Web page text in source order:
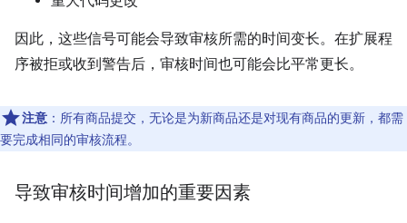
因此，这些信号可能会导致审核所需的时间变长。在扩展程
序被拒或收到警告后，审核时间也可能会比平常更长。
注意 ：所有商品提交，无论是为新商品还是对现有商品的更新，都需
要完成相同的审核流程。
导致审核时间增加的重要因素